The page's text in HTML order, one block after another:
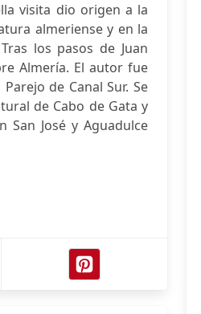
visita dio origen a la
almeriense y en la
los pasos de Juan
Almería. El autor fue
de Canal Sur. Se
de Cabo de Gata y
San José y Aguadulce